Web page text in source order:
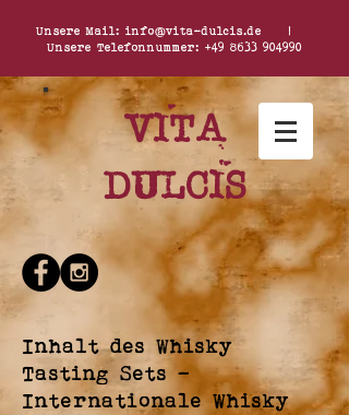
Unsere Mail: info@vita-dulcis.de |
Unsere Telefonnummer: +49 8633 904990
Vita
dulcis
Inhalt des Whisky
Tasting Sets -
Internationale Whisky